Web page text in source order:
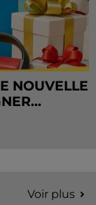
NOUVELLE
Voir plus